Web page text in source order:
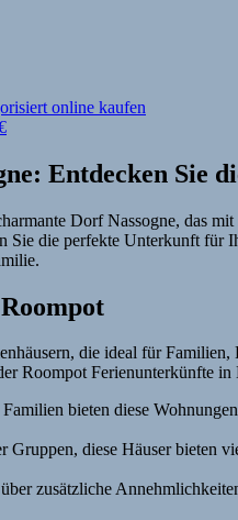
Entdecken Sie
Dorf Nassogne, das
Sie die perfekte Unterkunft
die ideal für
Roompot Ferienunterkünfte in
bieten diese
Gruppen, diese Häuser bieten
zusätzliche